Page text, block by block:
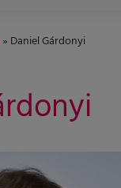
Daniel Gárdonyi